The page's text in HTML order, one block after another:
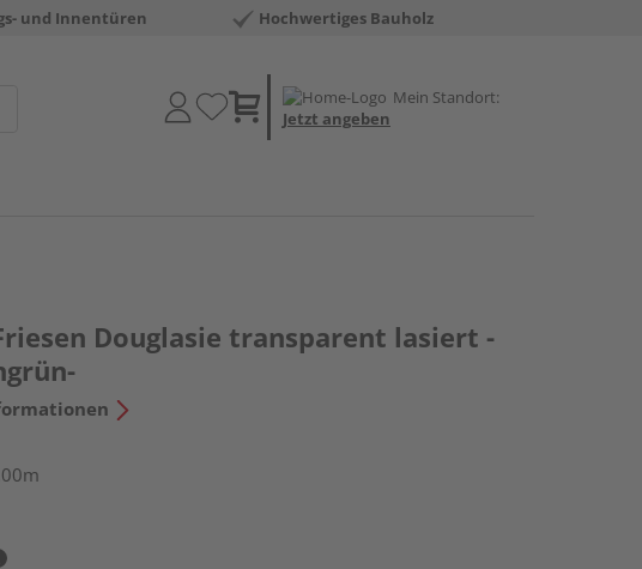
und Innentüren Hochwertiges Bauholz
Mein Standort:
Jetzt angeben
Douglasie transparent lasiert -